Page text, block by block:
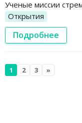
Ученые миссии
Открытия
Подробнее
1 2 3 »